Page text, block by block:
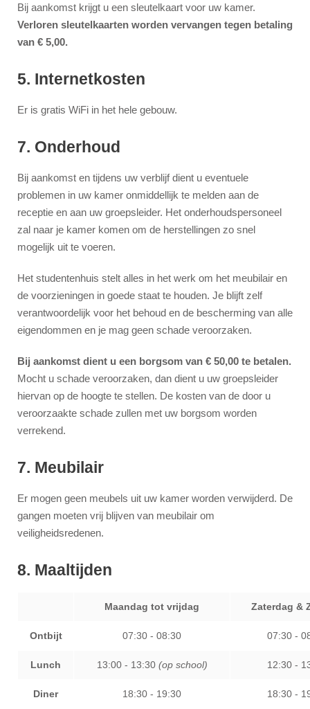
Bij aankomst krijgt u een sleutelkaart voor uw kamer.
Verloren sleutelkaarten worden vervangen tegen betaling
van € 5,00.
5. Internetkosten
Er is gratis WiFi in het hele gebouw.
7. Onderhoud
Bij aankomst en tijdens uw verblijf dient u eventuele
problemen in uw kamer onmiddellijk te melden aan de
receptie en aan uw groepsleider. Het onderhoudspersoneel
zal naar je kamer komen om de herstellingen zo snel
mogelijk uit te voeren.
Het studentenhuis stelt alles in het werk om het meubilair en
de voorzieningen in goede staat te houden. Je blijft zelf
verantwoordelijk voor het behoud en de bescherming van alle
eigendommen en je mag geen schade veroorzaken.
Bij aankomst dient u een borgsom van € 50,00 te betalen.
Mocht u schade veroorzaken, dan dient u uw groepsleider
hiervan op de hoogte te stellen. De kosten van de door u
veroorzaakte schade zullen met uw borgsom worden
verrekend.
7. Meubilair
Er mogen geen meubels uit uw kamer worden verwijderd. De
gangen moeten vrij blijven van meubilair om
veiligheidsredenen.
8. Maaltijden
Maandag tot vrijdag Zaterdag &
Ontbijt 07:30 - 08:30 07:30 -
Lunch 13:00 - 13:30 (op school) 12:30 -
Diner 18:30 - 19:30 18:30 -